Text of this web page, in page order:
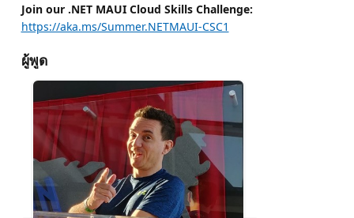
Join our .NET MAUI Cloud Skills Challenge:
https://aka.ms/Summer.NETMAUI-CSC1
ผู้พูด